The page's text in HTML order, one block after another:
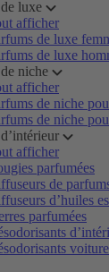
luxe
afficher
de luxe
de luxe
niche
afficher
de niche
de niche
afficher
parfumées
de
d’huiles
parfumées
voiture